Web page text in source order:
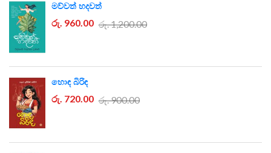
මව්වත් හදවත්
රු. 960.00 රු. 1,200.00
හොඳ බිරිඳ
රු. 720.00 රු. 900.00